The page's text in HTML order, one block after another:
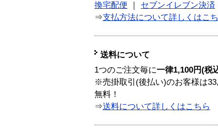
換宅配便
セブンイレブン決済
⇒支払方法について詳しくはこ
送料について
1つのご注文毎に一律1,100円(税
※売掛取引(後払い)のお客様は
無料！
⇒送料について詳しくはこちら